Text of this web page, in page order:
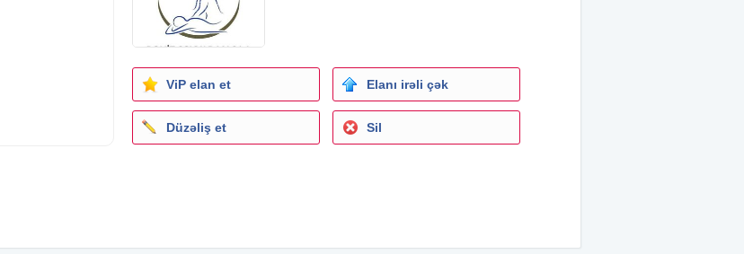
ViP elan et Elanı irəli çək
Düzəliş et Sil